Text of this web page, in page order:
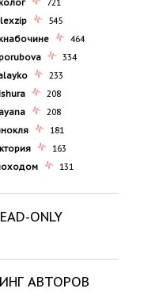
721
545
464
334
233
208
208
181
163
131
ONLY
АВТОРОВ